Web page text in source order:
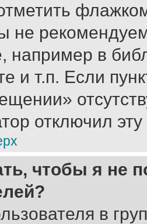
не
например в
и т.п. Если
отключил
чтобы я не
в